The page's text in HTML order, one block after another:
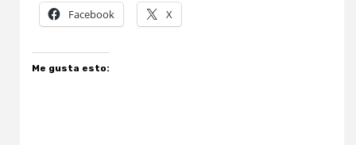
Facebook X
Me gusta esto: